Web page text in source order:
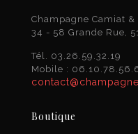
Champagne Camiat &
34 - 58 Grande Rue,
Tél. 03.26.59.32.19
Mobile :
Boutique